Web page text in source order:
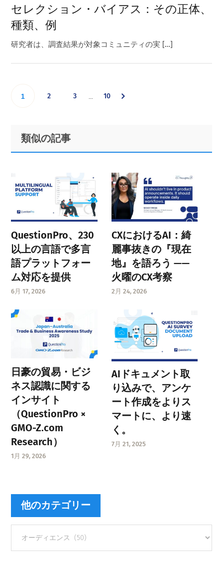
セレクション・バイアス：その正体、
種類、例
研究者は、調査結果が対象コミュニティの実 […]
Go
page
1 Go
page
2 Go
3
pages
… Go
10
Primary
Sidebar
Footer
類似の記事
QuestionPro、230
以上の言語で多言
語プラットフォー
ム対応を提供
6月 17, 2026
CXにおけるAI：綺
麗事抜きの『現在
地』を語ろう ——
火曜のCX考察
2月 24, 2026
日豪の貿易・ビジ
ネス認識に関する
インサイト
（QuestionPro ×
GMO-Z.com
Research）
1月 29, 2026
AIドキュメント取
り込みで、アンケ
ート作成をよりス
マートに、より速
く。
7月 21, 2025
他のカテゴリー
カ